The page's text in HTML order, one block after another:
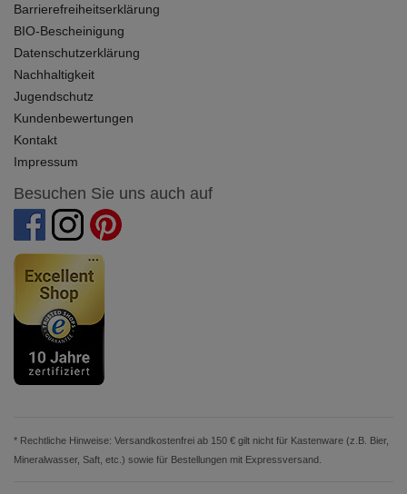
Barrierefreiheitserklärung
BIO-Bescheinigung
Datenschutzerklärung
Nachhaltigkeit
Jugendschutz
Kundenbewertungen
Kontakt
Impressum
Besuchen Sie uns auch auf
* Rechtliche Hinweise: Versandkostenfrei ab 150 € gilt nicht für Kastenware (z.B. Bier,
Mineralwasser, Saft, etc.) sowie für Bestellungen mit Expressversand.